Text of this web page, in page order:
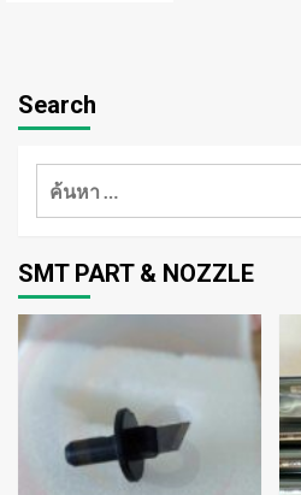
Search
ค้นหา
SMT PART & NOZZLE